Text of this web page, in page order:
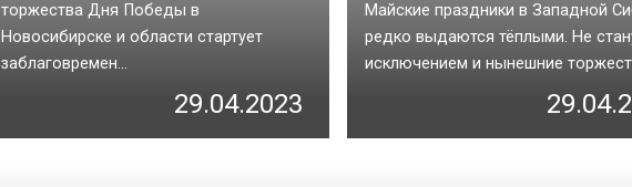
торжества Дня Победы в
Новосибирске и области стартует
заблаговремен...
29.04.2023
Майские праздники в Западной
редко выдаются тёплыми. Не
исключением и нынешние